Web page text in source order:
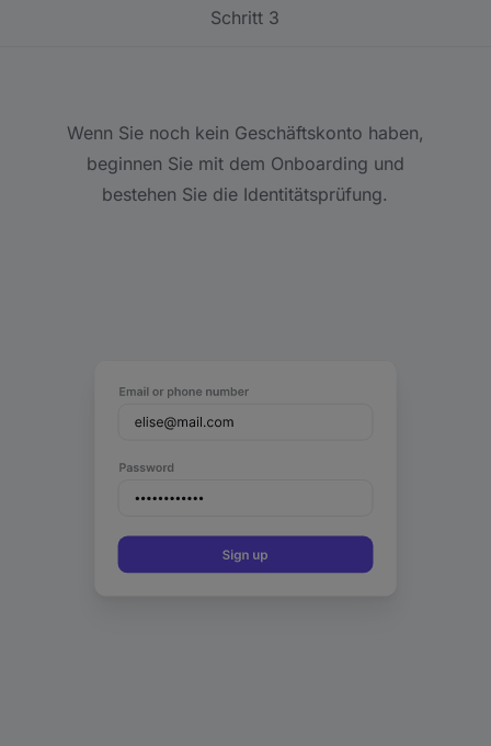
Schritt 3
Wenn Sie noch kein Geschäftskonto haben,
beginnen Sie mit dem Onboarding und
bestehen Sie die Identitätsprüfung.